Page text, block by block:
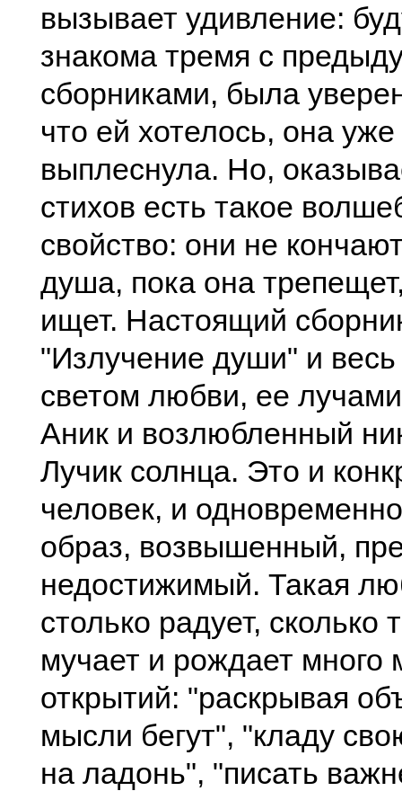
вызывает удивление:
знакома тремя с
сборниками, была
что ей хотелось, она
выплеснула. Но,
стихов есть такое
свойство: они не
душа, пока она
ищет. Настоящий
"Излучение души" и
светом любви, ее
Аник и возлюбленный
Лучик солнца. Это и
человек, и
образ, возвышенный,
недостижимый. Такая
столько радует, сколько
мучает и рождает много
открытий: "раскрывая
мысли бегут", "кладу
на ладонь", "писать